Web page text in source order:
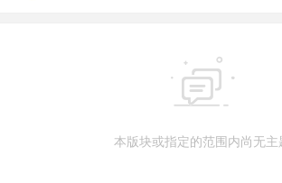

本版块或指定的范围内尚无主